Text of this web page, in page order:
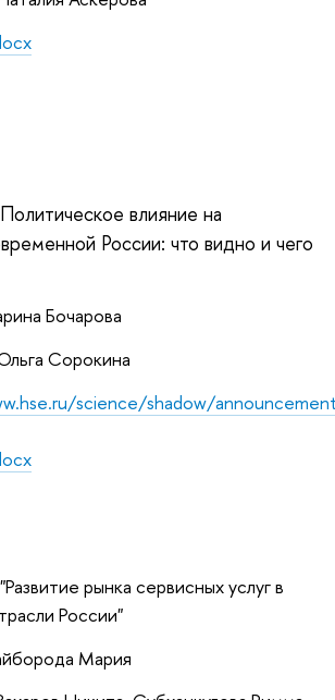
Политическое влияние на
России: что видно и чего
Бочарова
Сорокина
science/shadow/
"Развитие рынка сервисных услуг в
России"
Мария